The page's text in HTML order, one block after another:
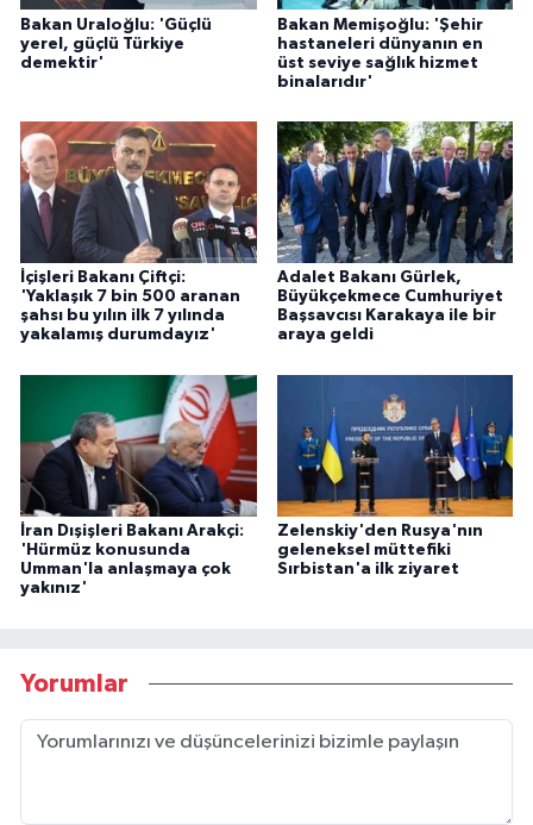
Bakan Uraloğlu: 'Güçlü
yerel, güçlü Türkiye
demektir'
Bakan Memişoğlu: 'Şehir
hastaneleri dünyanın en
üst seviye sağlık hizmet
binalarıdır'
İçişleri Bakanı Çiftçi:
'Yaklaşık 7 bin 500 aranan
şahsı bu yılın ilk 7 yılında
yakalamış durumdayız'
Adalet Bakanı Gürlek,
Büyükçekmece Cumhuriyet
Başsavcısı Karakaya ile bir
araya geldi
İran Dışişleri Bakanı Arakçi:
'Hürmüz konusunda
Umman'la anlaşmaya çok
yakınız'
Zelenskiy'den Rusya'nın
geleneksel müttefiki
Sırbistan'a ilk ziyaret
Yorumlar